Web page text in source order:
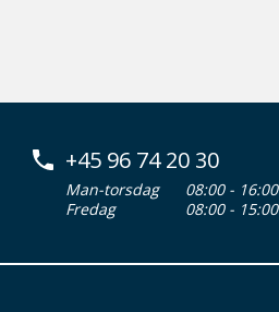
+45 96 74 20 30
Man-torsdag
08:00 - 16:00
Fredag
08:00 - 15:00